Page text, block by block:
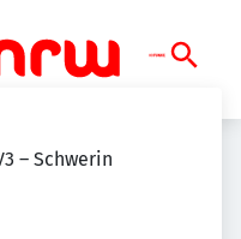
– Schwerin